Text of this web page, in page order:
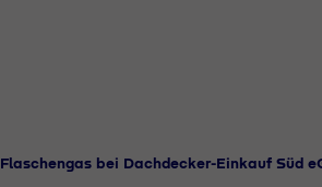
Flaschengas bei Dachdecker-Einkauf Süd